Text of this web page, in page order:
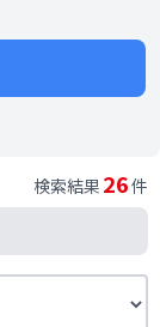
検索結果 26件